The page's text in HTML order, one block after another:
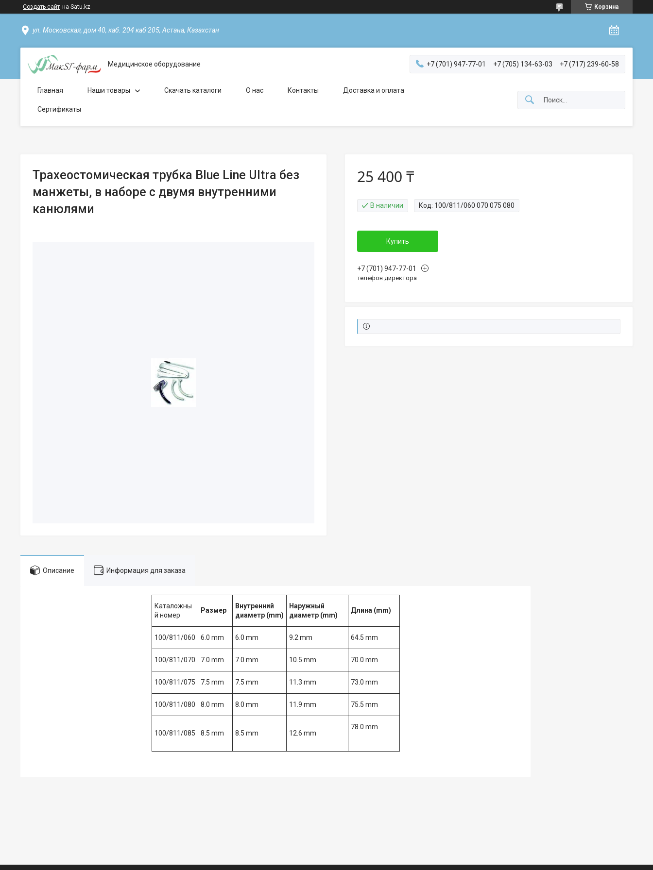
Создать сайт на Satu.kz Корзина
ул. Московская, дом 40, каб. 204 каб 205, Астана, Казахстан
Медицинское оборудование +7 (701) 947-77-01 +7 (705) 134-63-03 +7 (717) 239-60-58
Главная Наши товары Скачать каталоги О нас Контакты Доставка и оплата
Сертификаты
Трахеостомическая трубка Blue Line Ultra без
манжеты, в наборе с двумя внутренними
канюлями
25 400 ₸
В наличии Код: 100/811/060 070 075 080
Купить
+7 (701) 947-77-01
телефон директора
Описание Информация для заказа
Каталожны
й номер
Размер
Внутренний
диаметр (mm)
Наружный
диаметр (mm)
Длина (mm)
100/811/060 6.0 mm 6.0 mm 9.2 mm 64.5 mm
100/811/070 7.0 mm 7.0 mm 10.5 mm 70.0 mm
100/811/075 7.5 mm 7.5 mm 11.3 mm 73.0 mm
100/811/080 8.0 mm 8.0 mm 11.9 mm 75.5 mm
100/811/085 8.5 mm 8.5 mm 12.6 mm
78.0 mm